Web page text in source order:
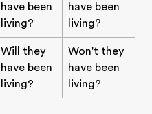
have been
living?
have been
living?
Will they
have been
living?
Won't they
have been
living?